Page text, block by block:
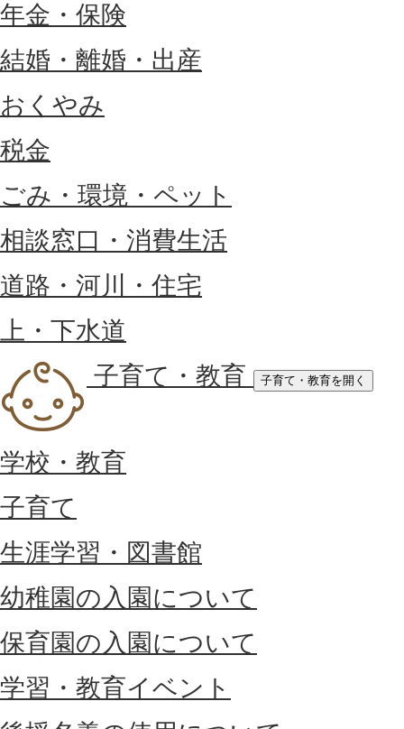
年金・保険
結婚・離婚・出産
おくやみ
税金
ごみ・環境・ペット
相談窓口・消費生活
道路・河川・住宅
上・下水道
子育て・教育
子育て・教育を開く
学校・教育
子育て
生涯学習・図書館
幼稚園の入園について
保育園の入園について
学習・教育イベント